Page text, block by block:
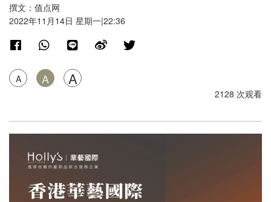
撰文：值点网
2022年11月14日 星期一|22:36
A A A
2128 次观看